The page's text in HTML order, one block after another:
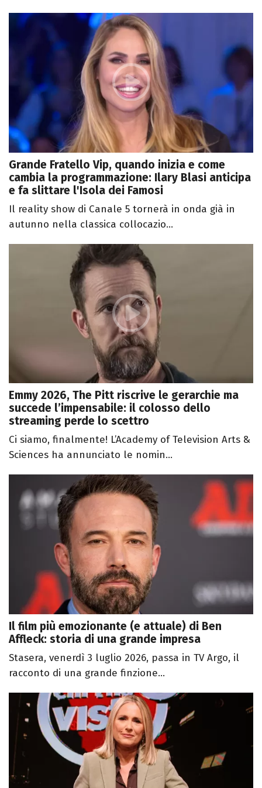
Grande Fratello Vip, quando inizia e come
cambia la programmazione: Ilary Blasi anticipa
e fa slittare l'Isola dei Famosi
Il reality show di Canale 5 tornerà in onda già in
autunno nella classica collocazio...
Emmy 2026, The Pitt riscrive le gerarchie ma
succede l’impensabile: il colosso dello
streaming perde lo scettro
Ci siamo, finalmente! L’Academy of Television Arts &
Sciences ha annunciato le nomin...
Il film più emozionante (e attuale) di Ben
Affleck: storia di una grande impresa
Stasera, venerdì 3 luglio 2026, passa in TV Argo, il
racconto di una grande finzione...